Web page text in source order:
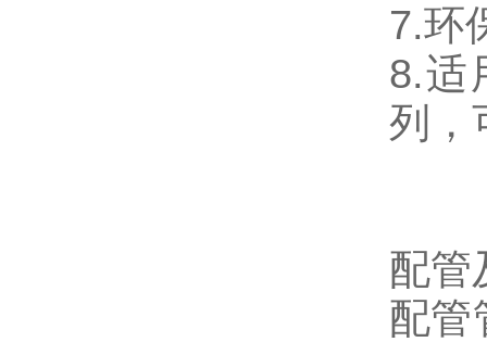
7.环
8.适
列，
配管
配管